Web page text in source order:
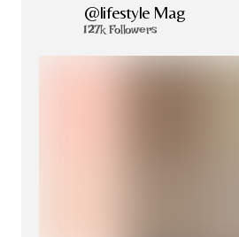
@lifestyle Mag
127k Followers